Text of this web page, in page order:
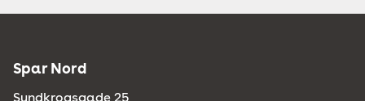
Spar Nord
Sundkrogsgade 25